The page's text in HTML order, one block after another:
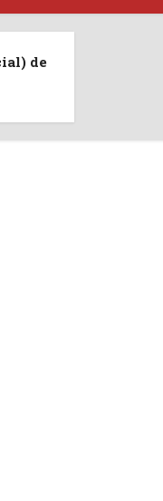
de
Merkel vine la
Lansare de